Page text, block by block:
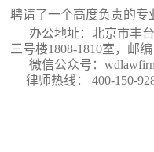
聘请了一个高度负责的专
办公地址：北京市丰台
三号楼1808-1810室 ，邮
微信公众号：
律师热线： 400-150-